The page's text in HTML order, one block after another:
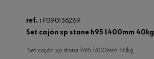
ref. : F090136269
set cajón xp stone h95 l400mm 40kg
set cajón xp stone h95 l400mm 40kg